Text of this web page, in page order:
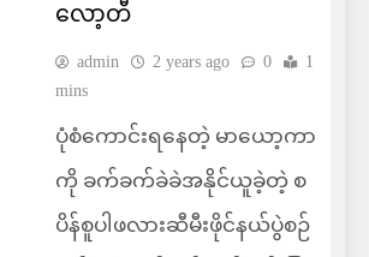
လော့တီ
admin 2 years ago 0
1
mins
ပုံစံကောင်းရနေတဲ့ မာယော့ကာ
ကို ခက်ခက်ခဲခဲအနိုင်ယူခဲ့တဲ့ စ
ပိန်စူပါဖလားဆီမီးဖိုင်နယ်ပွဲစဉ်